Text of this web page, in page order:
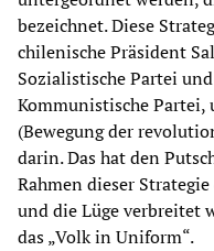
bezeichnet. Diese
chilenische Präsident
Sozialistische Partei
Kommunistische Partei,
(Bewegung der
darin. Das hat den
Rahmen dieser
und die Lüge verbreitet
das „Volk in Uniform“.